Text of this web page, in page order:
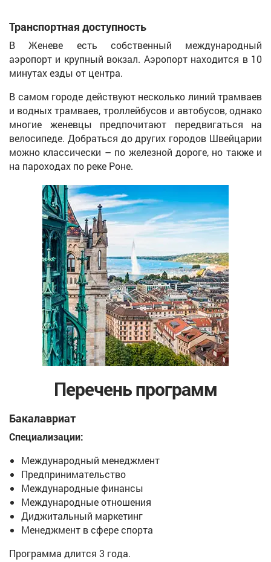
Транспортная доступность
В Женеве есть собственный международный
аэропорт и крупный вокзал. Аэропорт находится в 10
минутах езды от центра.
В самом городе действуют несколько линий трамваев
и водных трамваев, троллейбусов и автобусов, однако
многие женевцы предпочитают передвигаться на
велосипеде. Добраться до других городов Швейцарии
можно классически – по железной дороге, но также и
на пароходах по реке Роне.
Перечень программ
Бакалавриат
Специализации:
Международный менеджмент
Предпринимательство
Международные финансы
Международные отношения
Диджитальный маркетинг
Менеджмент в сфере спорта
Программа длится 3 года.